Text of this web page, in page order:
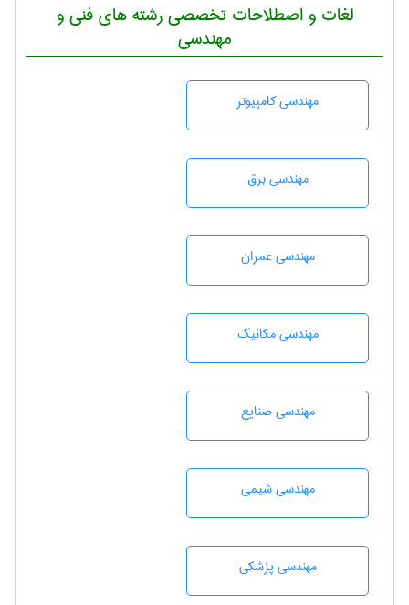
لغات و اصطلاحات تخصصی رشته های فنی و
مهندسی
مهندسی كامپيوتر
مهندسی برق
مهندسی عمران
مهندسی مکانیک
مهندسی صنايع
مهندسي شيمی
مهندسی پزشکی